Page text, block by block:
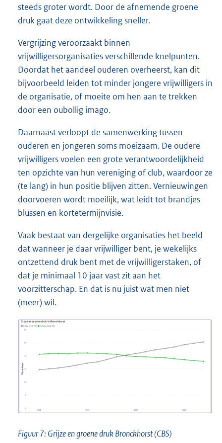
steeds groter wordt. Door de afnemende groene
druk gaat deze ontwikkeling sneller.
Vergrijzing veroorzaakt binnen
vrijwilligersorganisaties verschillende knelpunten.
Doordat het aandeel ouderen overheerst, kan dit
bijvoorbeeld leiden tot minder jongere vrijwilligers in
de organisatie, of moeite om hen aan te trekken
door een oubollig imago.
Daarnaast verloopt de samenwerking tussen
ouderen en jongeren soms moeizaam. De oudere
vrijwilligers voelen een grote verantwoordelijkheid
ten opzichte van hun vereniging of club, waardoor ze
(te lang) in hun positie blijven zitten. Vernieuwingen
doorvoeren wordt moeilijk, wat leidt tot brandjes
blussen en kortetermijnvisie.
Vaak bestaat van dergelijke organisaties het beeld
dat wanneer je daar vrijwilliger bent, je wekelijks
ontzettend druk bent met de vrijwilligerstaken, of
dat je minimaal 10 jaar vast zit aan het
voorzitterschap. En dat is nu juist wat men niet
(meer) wil.
Figuur 7: Grijze en groene druk Bronckhorst (CBS)